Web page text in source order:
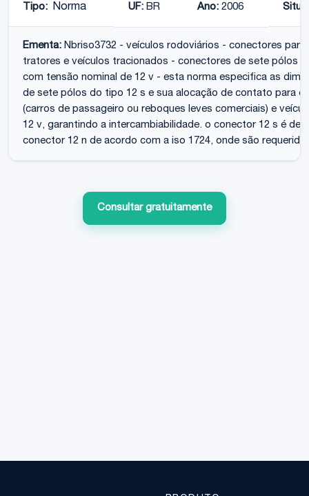
Tipo: Norma UF: BR Ano: 2006
Ementa: Nbriso3732 - veículos rodoviários - conectores
tratores e veículos tracionados - conectores de sete pólos
com tensão nominal de 12 v - esta norma especifica as
de sete pólos do tipo 12 s e sua alocação de contato para
(carros de passageiro ou reboques leves comerciais) e
12 v, garantindo a intercambiabilidade. o conector 12 s é
conector 12 n de acordo com a iso 1724, onde são
Consultar gratuitamente